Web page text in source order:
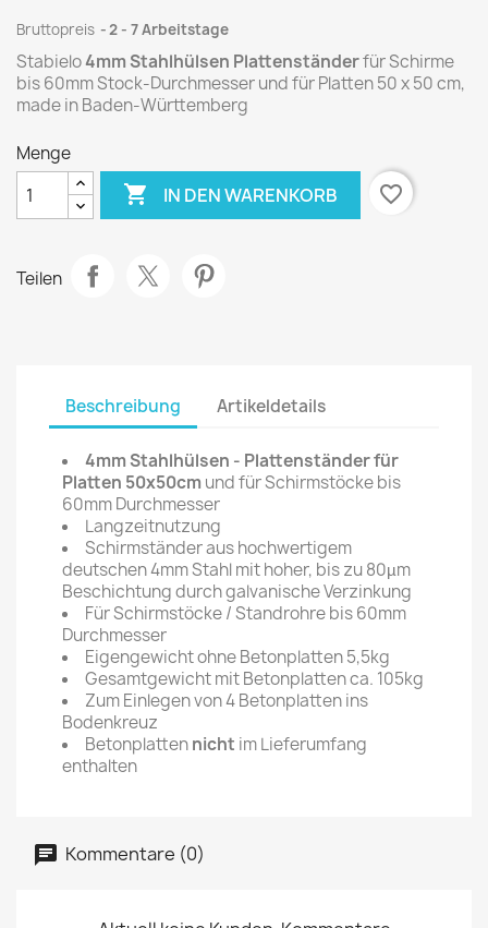
Bruttopreis 2 - 7 Arbeitstage
Stabielo4mm Stahlhülsen Plattenständerfür Schirme
bis 60mm Stock-Durchmesser und für Platten 50 x 50 cm,
made in Baden-Württemberg
Menge
 IN DEN WARENKORB favorite_border
Teilen
Beschreibung Artikeldetails
4mm Stahlhülsen - Plattenständer für
Platten 50x50cm und für Schirmstöcke bis
60mm Durchmesser
Langzeitnutzung
Schirmständer aus hochwertigem
deutschen 4mm Stahl mit hoher, bis zu 80µm
Beschichtung durch galvanische Verzinkung
Für Schirmstöcke / Standrohre bis 60mm
Durchmesser
Eigengewicht ohne Betonplatten 5,5kg
Gesamtgewicht mit Betonplatten ca. 105kg
Zum Einlegen von 4 Betonplatten ins
Bodenkreuz
Betonplattennicht im Lieferumfang
enthalten
Kommentare (0)